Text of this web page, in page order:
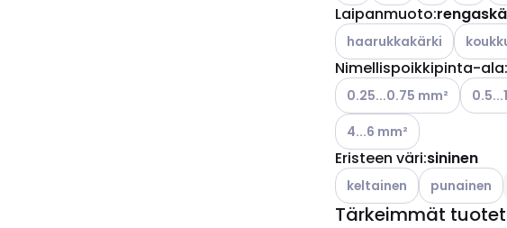
Laipanmuoto:
Katso käytettävissä olevat
haarukkakärki Katso
Nimellispoikkipinta-ala:
Katso käytettävissä olevat
0.25...0.75 mm² Katso
Katso käytettävissä olevat
4...6 mm²
Eristeen väri:sininen
Katso käytettävissä olevat
keltainen Katso
punainen
Tärkeimmät